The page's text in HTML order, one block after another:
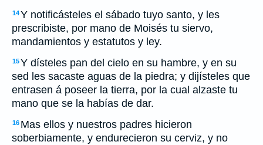
14Y notificásteles el sábado tuyo santo, y les
prescribiste, por mano de Moisés tu siervo,
mandamientos y estatutos y ley.
15Y dísteles pan del cielo en su hambre, y en su
sed les sacaste aguas de la piedra; y dijísteles que
entrasen á poseer la tierra, por la cual alzaste tu
mano que se la habías de dar.
16 Mas ellos y nuestros padres hicieron
soberbiamente, y endurecieron su cerviz, y no